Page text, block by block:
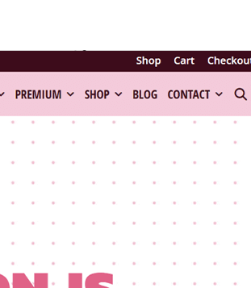
This theme is free but offers
संस्करण
अंतिम अपडेट किया
सक्रिय स्थापना
PHP version
थीम होमपेज